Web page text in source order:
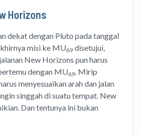
Horizons
dekat dengan Pluto pada tanggal
misi ke MU69 disetujui,
New Horizons pun harus
dengan MU69 . Mirip
menyesuaikan arah dan jalan
singgah di suatu tempat. New
Dan tentunya ini bukan